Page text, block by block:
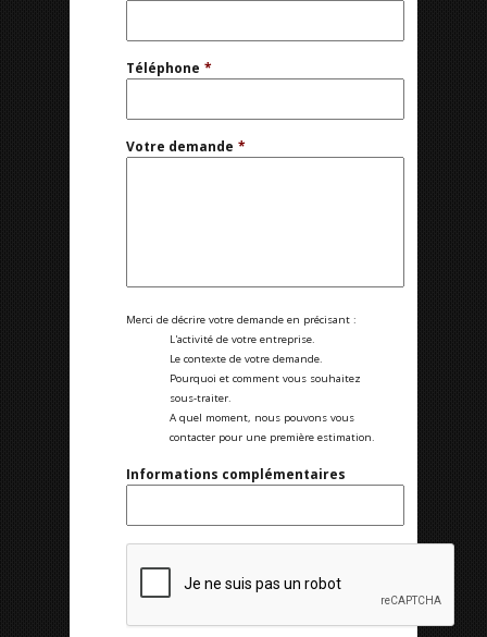
Téléphone *
Votre demande *
Merci de décrire votre demande en précisant :
L'activité de votre entreprise.
Le contexte de votre demande.
Pourquoi et comment vous souhaitez
sous-traiter.
A quel moment, nous pouvons vous
contacter pour une première estimation.
Informations complémentaires